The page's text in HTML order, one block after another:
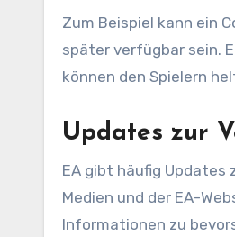
Zum Beispiel kann ein
später verfügbar sein.
können den Spielern
Updates zur
EA gibt häufig Updates
Medien und der EA-
Informationen zu